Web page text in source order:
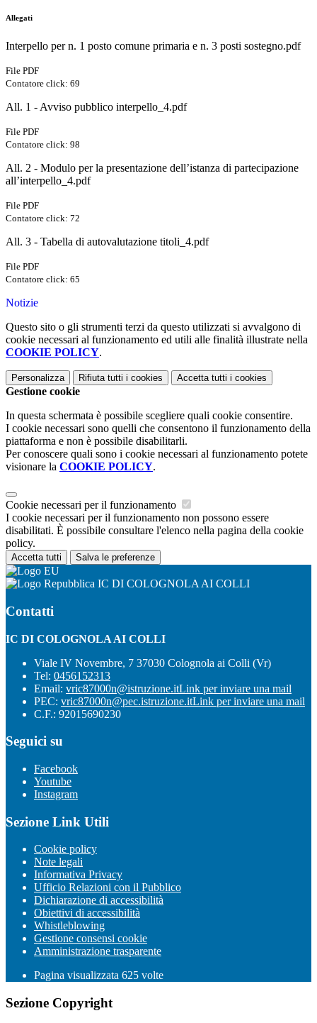
Allegati
Interpello per n. 1 posto comune primaria e n. 3 posti sostegno.pdf
File PDF
Contatore click: 69
All. 1 - Avviso pubblico interpello_4.pdf
File PDF
Contatore click: 98
All. 2 - Modulo per la presentazione dell’istanza di partecipazione
all’interpello_4.pdf
File PDF
Contatore click: 72
All. 3 - Tabella di autovalutazione titoli_4.pdf
File PDF
Contatore click: 65
Notizie
Questo sito o gli strumenti terzi da questo utilizzati si avvalgono di
cookie necessari al funzionamento ed utili alle finalità illustrate nella
COOKIE POLICY.
Personalizza Rifiuta tutti i cookies Accetta tutti i cookies
Gestione cookie
In questa schermata è possibile scegliere quali cookie consentire.
I cookie necessari sono quelli che consentono il funzionamento della
piattaforma e non è possibile disabilitarli.
Per conoscere quali sono i cookie necessari al funzionamento potete
visionare la COOKIE POLICY.
Cookie necessari per il funzionamento
I cookie necessari per il funzionamento non possono essere
disabilitati. È possibile consultare l'elenco nella pagina della cookie
policy.
Accetta tutti Salva le preferenze
IC DI COLOGNOLA AI COLLI
Contatti
IC DI COLOGNOLA AI COLLI
Viale IV Novembre, 7 37030 Colognola ai Colli (Vr)
Tel: 0456152313
Email: vric87000n@istruzione.itLink per inviare una mail
PEC: vric87000n@pec.istruzione.itLink per inviare una mail
C.F.: 92015690230
Seguici su
Facebook
Youtube
Instagram
Sezione Link Utili
Cookie policy
Note legali
Informativa Privacy
Ufficio Relazioni con il Pubblico
Dichiarazione di accessibilità
Obiettivi di accessibilità
Whistleblowing
Gestione consensi cookie
Amministrazione trasparente
Pagina visualizzata 625 volte
Sezione Copyright